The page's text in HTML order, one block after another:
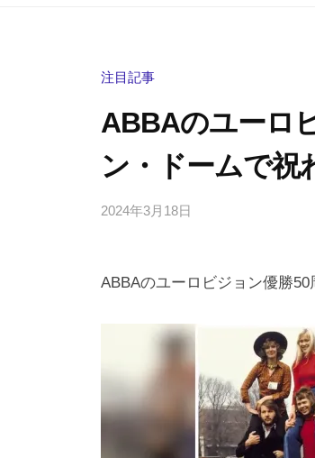
注目記事
ABBAのユーロ
ン・ドームで祝
2024年3月18日
i
a
h
y
a
の
メ
ト
ABBAのユーロビジョン優勝50